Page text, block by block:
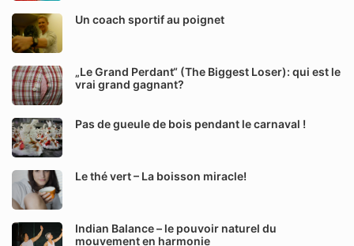
Un coach sportif au poignet
„Le Grand Perdant“ (The Biggest Loser): qui est le
vrai grand gagnant?
Pas de gueule de bois pendant le carnaval !
Le thé vert – La boisson miracle!
Indian Balance – le pouvoir naturel du
mouvement en harmonie